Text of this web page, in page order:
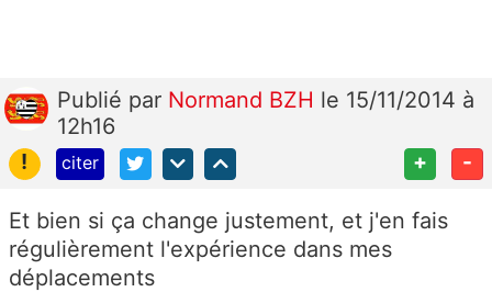
Publié par Normand BZH le 15/11/2014 à
12h16
!
citer + -
Et bien si ça change justement, et j'en fais
régulièrement l'expérience dans mes
déplacements